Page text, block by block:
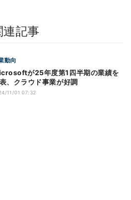
記事
動向
が25年度第1四半期の業績を
、クラウド事業が好調
11/01 07:32